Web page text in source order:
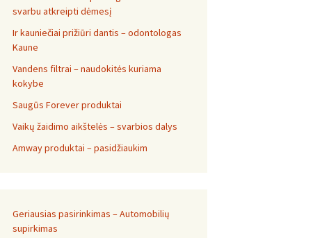
svarbu atkreipti dėmesį
Ir kauniečiai prižiūri dantis – odontologas
Kaune
Vandens filtrai – naudokitės kuriama
kokybe
Saugūs Forever produktai
Vaikų žaidimo aikštelės – svarbios dalys
Amway produktai – pasidžiaukim
Geriausias pasirinkimas – Automobilių
supirkimas